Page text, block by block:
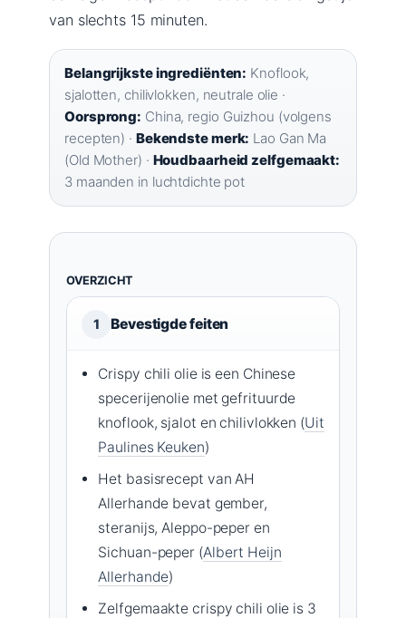
van slechts 15 minuten.
Belangrijkste ingrediënten: Knoflook,
sjalotten, chilivlokken, neutrale olie ·
Oorsprong: China, regio Guizhou (volgens
recepten) · Bekendste merk: Lao Gan Ma
(Old Mother) · Houdbaarheid zelfgemaakt:
3 maanden in luchtdichte pot
OVERZICHT
1 Bevestigde feiten
Crispy chili olie is een Chinese
specerijenolie met gefrituurde
knoflook, sjalot en chilivlokken (Uit
Paulines Keuken)
Het basisrecept van AH
Allerhande bevat gember,
steranijs, Aleppo-peper en
Sichuan-peper (Albert Heijn
Allerhande)
Zelfgemaakte crispy chili olie is 3